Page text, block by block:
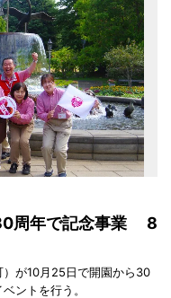
周年で記念事業 8
が10月25日で開園から30
ントを行う。